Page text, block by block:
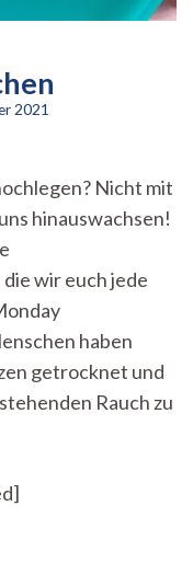
2021
Nicht mit
hinauswachsen!
wir euch jede
haben
getrocknet und
Rauch zu